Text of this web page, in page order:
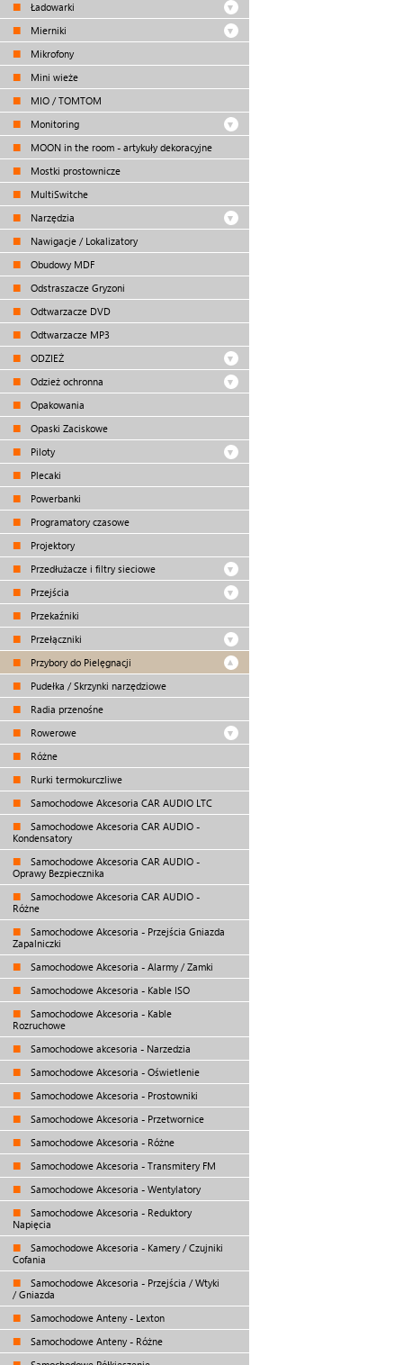
Ładowarki
Mierniki
Mikrofony
Mini wieże
MIO / TOMTOM
Monitoring
MOON in the room - artykuły dekoracyjne
Mostki prostownicze
MultiSwitche
Narzędzia
Nawigacje / Lokalizatory
Obudowy MDF
Odstraszacze Gryzoni
Odtwarzacze DVD
Odtwarzacze MP3
ODZIEŻ
Odzież ochronna
Opakowania
Opaski Zaciskowe
Piloty
Plecaki
Powerbanki
Programatory czasowe
Projektory
Przedłużacze i filtry sieciowe
Przejścia
Przekaźniki
Przełączniki
Przybory do Pielęgnacji
Pudełka / Skrzynki narzędziowe
Radia przenośne
Rowerowe
Różne
Rurki termokurczliwe
Samochodowe Akcesoria CAR AUDIO LTC
Samochodowe Akcesoria CAR AUDIO -
Kondensatory
Samochodowe Akcesoria CAR AUDIO -
Oprawy Bezpiecznika
Samochodowe Akcesoria CAR AUDIO -
Różne
Samochodowe Akcesoria - Przejścia Gniazda
Zapalniczki
Samochodowe Akcesoria - Alarmy / Zamki
Samochodowe Akcesoria - Kable ISO
Samochodowe Akcesoria - Kable
Rozruchowe
Samochodowe akcesoria - Narzedzia
Samochodowe Akcesoria - Oświetlenie
Samochodowe Akcesoria - Prostowniki
Samochodowe Akcesoria - Przetwornice
Samochodowe Akcesoria - Różne
Samochodowe Akcesoria - Transmitery FM
Samochodowe Akcesoria - Wentylatory
Samochodowe Akcesoria - Reduktory
Napięcia
Samochodowe Akcesoria - Kamery / Czujniki
Cofania
Samochodowe Akcesoria - Przejścia / Wtyki
/ Gniazda
Samochodowe Anteny - Lexton
Samochodowe Anteny - Różne